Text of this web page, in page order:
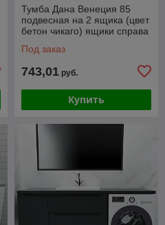
Тумба Дана Венеция 85
подвесная на 2 ящика (цвет
бетон чикаго) ящики справа
стиральной
Под заказ
743,01 руб.
Купить